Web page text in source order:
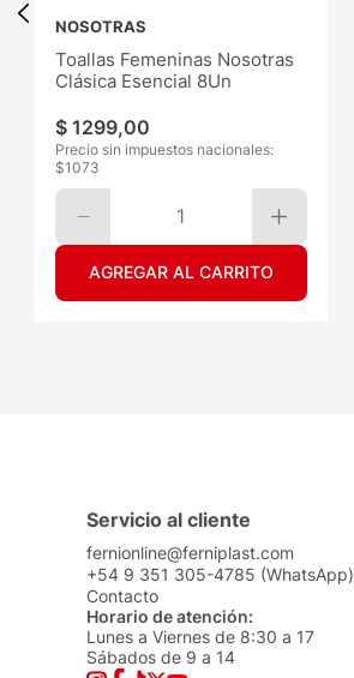
NOSOTRAS
Toallas Femeninas Nosotras
Clásica Esencial 8Un
$ 1299,00
Precio sin impuestos nacionales:
$1073
1
AGREGAR AL CARRITO
Servicio al cliente
fernionline@ferniplast.com
+54 9 351 305-4785 (WhatsApp)
Contacto
Horario de atención:
Lunes a Viernes de 8:30 a 17
Sábados de 9 a 14